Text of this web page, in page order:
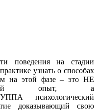
поведения на стадии
узнать о способах
на этой фазе – это НЕ
опыт, а
— психологический
доказывающий свою